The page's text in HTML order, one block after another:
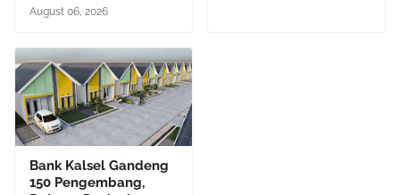
August 06, 2026
Bank Kalsel Gandeng
150 Pengembang,